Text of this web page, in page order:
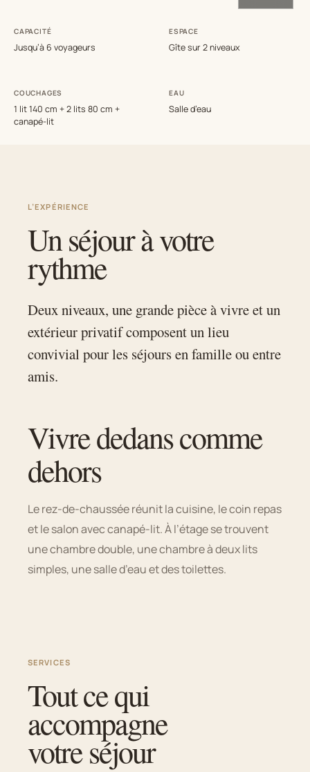
CAPACITÉ
Jusqu’à 6 voyageurs
ESPACE
Gîte sur 2 niveaux
COUCHAGES
1 lit 140 cm + 2 lits 80 cm +
canapé-lit
EAU
Salle d’eau
L’EXPÉRIENCE
Un séjour à votre
rythme
Deux niveaux, une grande pièce à vivre et un
extérieur privatif composent un lieu
convivial pour les séjours en famille ou entre
amis.
Vivre dedans comme
dehors
Le rez-de-chaussée réunit la cuisine, le coin repas
et le salon avec canapé-lit. À l’étage se trouvent
une chambre double, une chambre à deux lits
simples, une salle d’eau et des toilettes.
SERVICES
Tout ce qui
accompagne
votre séjour